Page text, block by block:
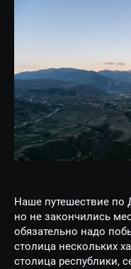
Наше путешествие по
но не закончились
обязательно надо
столица нескольких
столица республики,